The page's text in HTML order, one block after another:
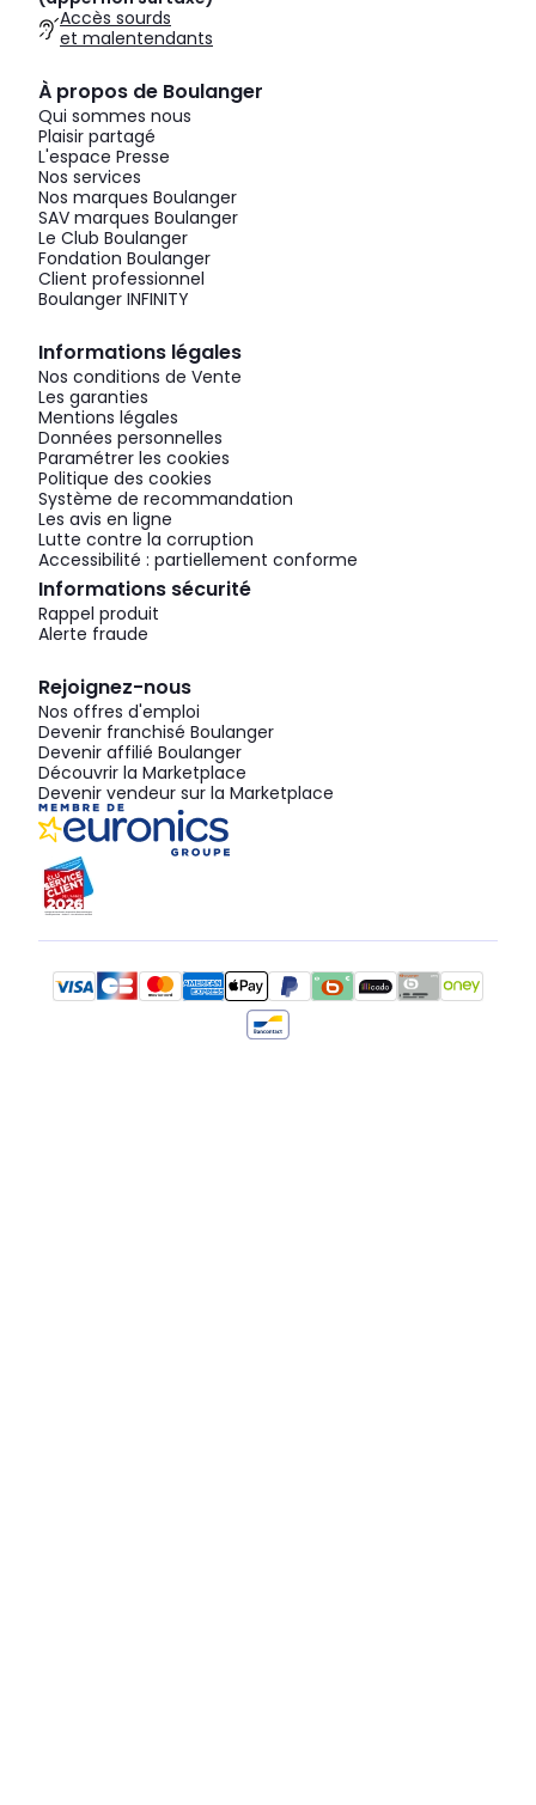
Accès sourds
et malentendants
À propos de Boulanger
Qui sommes nous
Plaisir partagé
L'espace Presse
Nos services
Nos marques Boulanger
SAV marques Boulanger
Le Club Boulanger
Fondation Boulanger
Client professionnel
Boulanger INFINITY
Informations légales
Nos conditions de Vente
Les garanties
Mentions légales
Données personnelles
Paramétrer les cookies
Politique des cookies
Système de recommandation
Les avis en ligne
Lutte contre la corruption
Accessibilité : partiellement conforme
Informations sécurité
Rappel produit
Alerte fraude
Rejoignez-nous
Nos offres d'emploi
Devenir franchisé Boulanger
Devenir affilié Boulanger
Découvrir la Marketplace
Devenir vendeur sur la Marketplace